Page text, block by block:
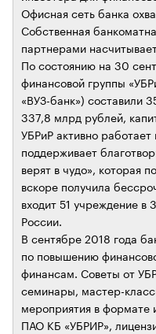
Офисная сеть банка
Собственная
партнерами
По состоянию на 30
финансовой группы
«ВУЗ-банк») составили
337,8 млрд рублей,
УБРиР активно
поддерживает
верят в чудо», которая
вскоре получила
входит 51 учреждение в
России.
В сентябре 2018 года
по повышению
финансам. Советы от
семинары, мастер-
мероприятия в формате
ПАО КБ «УБРИР»,